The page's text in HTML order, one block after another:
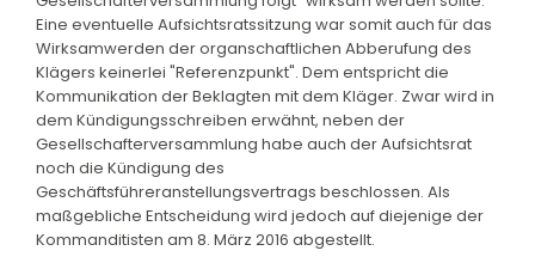
Eine eventuelle Aufsichtsratssitzung war somit auch für das
Wirksamwerden der organschaftlichen Abberufung des
Klägers keinerlei "Referenzpunkt". Dem entspricht die
Kommunikation der Beklagten mit dem Kläger. Zwar wird in
dem Kündigungsschreiben erwähnt, neben der
Gesellschafterversammlung habe auch der Aufsichtsrat
noch die Kündigung des
Geschäftsführeranstellungsvertrags beschlossen. Als
maßgebliche Entscheidung wird jedoch auf diejenige der
Kommanditisten am 8. März 2016 abgestellt.